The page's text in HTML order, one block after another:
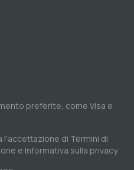
preferite, come Visa e
l'accettazione di Termini di
e Informativa sulla privacy.